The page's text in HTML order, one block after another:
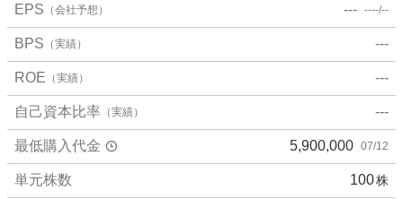
見
0
%
、
り
た
い
0
%
EPS （会社予想） --- ----/--
BPS （実績） ---
ROE （実績） ---
自己資本比率 （実績） ---
最低購入代金 5,900,000 07/12
単元株数 100株